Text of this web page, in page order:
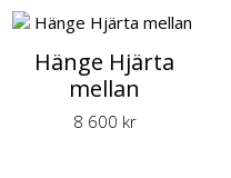
Hänge Hjärta
mellan
8 600 kr